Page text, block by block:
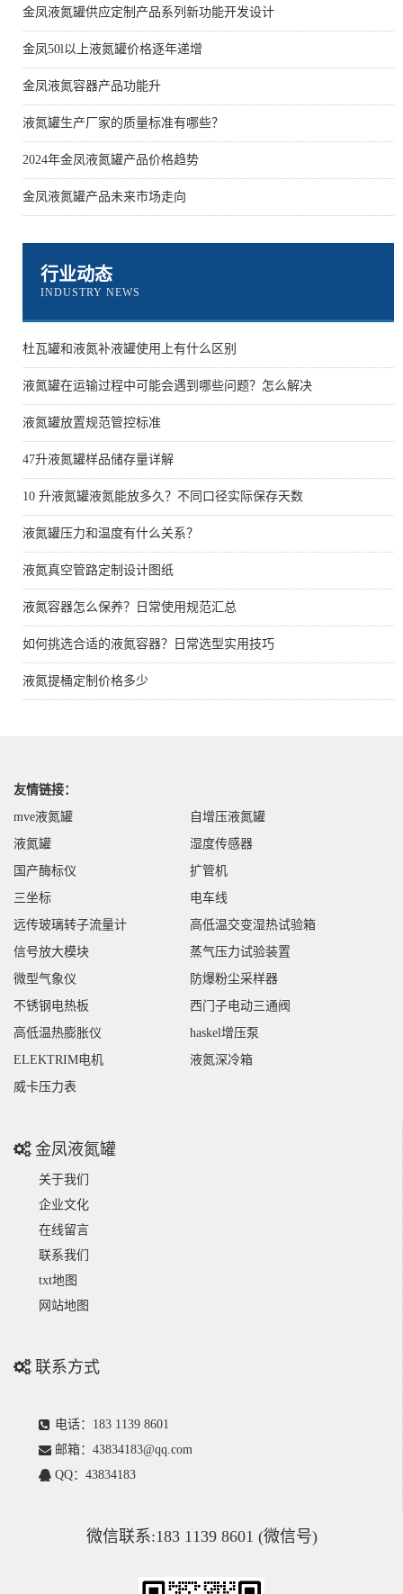
金凤液氮罐供应定制产品系列新功能开发设计
金凤50l以上液氮罐价格逐年递增
金凤液氮容器产品功能升
液氮罐生产厂家的质量标准有哪些？
2024年金凤液氮罐产品价格趋势
金凤液氮罐产品未来市场走向
行业动态
INDUSTRY NEWS
杜瓦罐和液氮补液罐使用上有什么区别
液氮罐在运输过程中可能会遇到哪些问题？怎么解决
液氮罐放置规范管控标准
47升液氮罐样品储存量详解
10 升液氮罐液氮能放多久？不同口径实际保存天数
液氮罐压力和温度有什么关系？
液氮真空管路定制设计图纸
液氮容器怎么保养？日常使用规范汇总
如何挑选合适的液氮容器？日常选型实用技巧
液氮提桶定制价格多少
友情链接：
mve液氮罐
自增压液氮罐
液氮罐
湿度传感器
国产酶标仪
扩管机
三坐标
电车线
远传玻璃转子流量计
高低温交变湿热试验箱
信号放大模块
蒸气压力试验装置
微型气象仪
防爆粉尘采样器
不锈钢电热板
西门子电动三通阀
高低温热膨胀仪
haskel增压泵
ELEKTRIM电机
液氮深冷箱
威卡压力表
金凤液氮罐
关于我们
企业文化
在线留言
联系我们
txt地图
网站地图
联系方式
电话：183 1139 8601
邮箱：43834183@qq.com
QQ：43834183
微信联系:183 1139 8601 (微信号)